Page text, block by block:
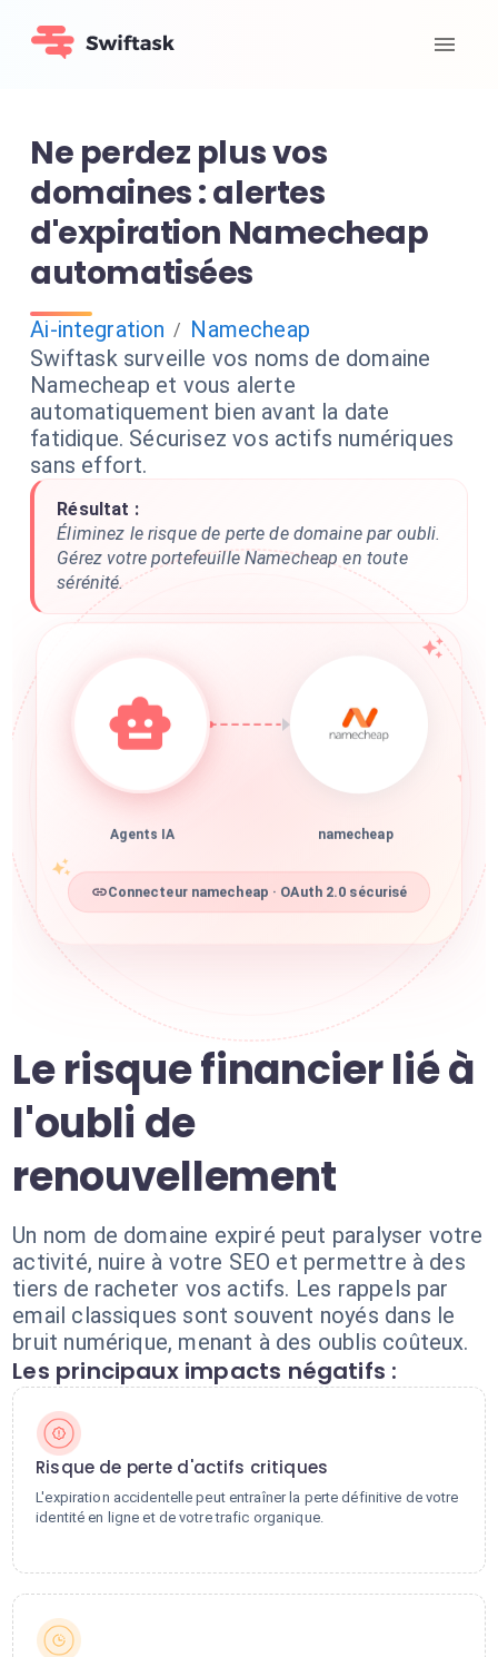
Ne perdez plus vos
domaines : alertes
d'expiration Namecheap
automatisées
Ai-integration / Namecheap
Swiftask surveille vos noms de domaine
Namecheap et vous alerte
automatiquement bien avant la date
fatidique. Sécurisez vos actifs numériques
sans effort.
Résultat :
Éliminez le risque de perte de domaine par oubli.
Gérez votre portefeuille Namecheap en toute
sérénité.
Agents IA namecheap
Connecteur namecheap · OAuth 2.0 sécurisé
Le risque financier lié à
l'oubli de
renouvellement
Un nom de domaine expiré peut paralyser votre
activité, nuire à votre SEO et permettre à des
tiers de racheter vos actifs. Les rappels par
email classiques sont souvent noyés dans le
bruit numérique, menant à des oublis coûteux.
Les principaux impacts négatifs :
Risque de perte d'actifs critiques
L'expiration accidentelle peut entraîner la perte définitive de votre
identité en ligne et de votre trafic organique.